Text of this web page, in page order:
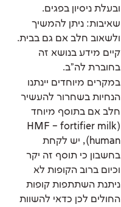
ובעלת ניסיון בפגים.
שאיבות: ניתן להמשיך
ולשאוב חלב אם גם בבית.
קיים מידע בנושא זה
בחוברת לה"ב.
במקרים מיוחדים יינתנו
הנחיות בשחרור להעשיר
חלב אם בתוסף מיוחד
(HMF – fortifier milk
human), יש לקחת
בחשבון כי תוסף זה יקר
וכיום ברוב הקופות לא
ניתנת השתתפות קופות
החולים לכן כדאי להשוות